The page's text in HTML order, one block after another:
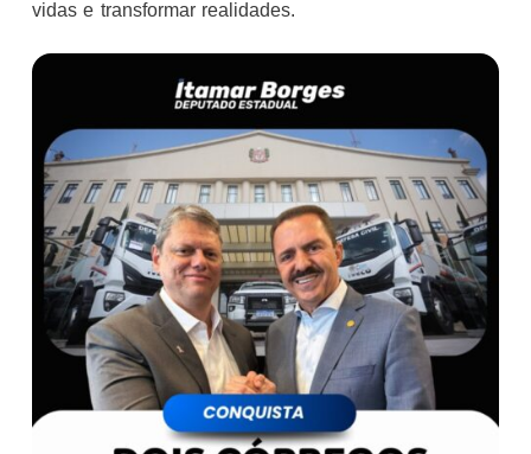
vidas e transformar realidades.